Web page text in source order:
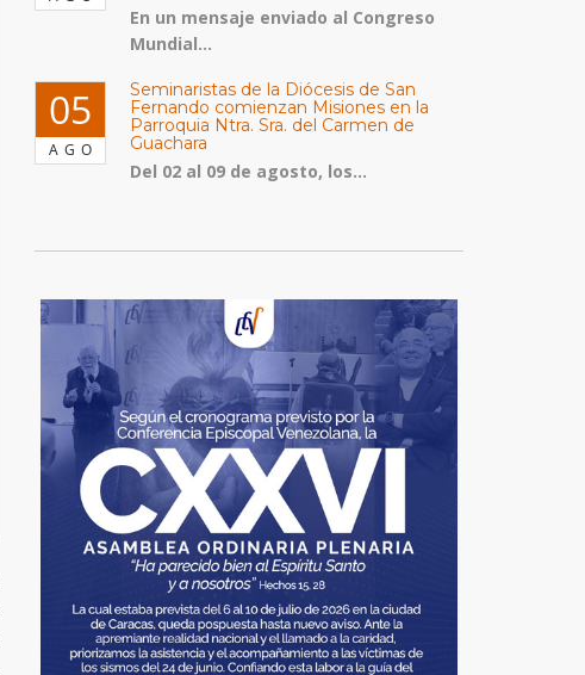
En un mensaje enviado al Congreso
Mundial...
05
AGO
Seminaristas de la Diócesis de San
Fernando comienzan Misiones en la
Parroquia Ntra. Sra. del Carmen de
Guachara
Del 02 al 09 de agosto, los...